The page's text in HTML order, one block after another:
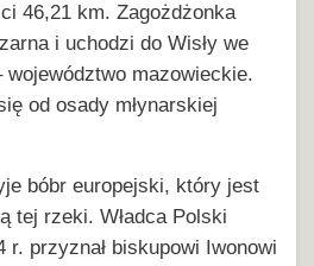
46,21 km. Zagożdżonka
i uchodzi do Wisły we
mazowieckie.
od osady młynarskiej
bóbr europejski, który jest
tej rzeki. Władca Polski
r. przyznał biskupowi Iwonowi